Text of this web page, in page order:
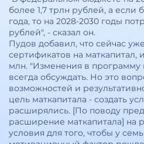
более 1,7 трлн рублей, а если
года, то на 2028-2030 годы
рублей", - сказал он.
Пудов добавил, что сейчас
сертификатов на маткапитал,
млн. "Изменения в программу
всегда обсуждать. Но это
возможностей и
цель маткапитала - создать
расширялись. [По поводу
расширение маткапитала] на
условия для того, чтобы у